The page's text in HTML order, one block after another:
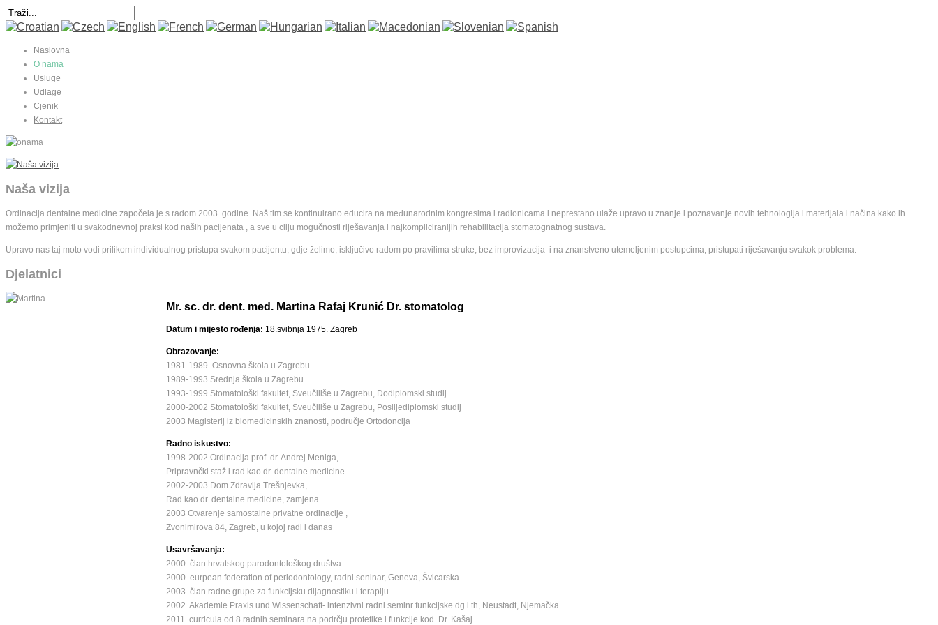
Naslovna
O nama
Usluge
Udlage
Cjenik
Kontakt
Naša vizija
Ordinacija dentalne medicine započela je s radom 2003. godine. Naš tim se kontinuirano educira na međunarodnim kongresima i radionicama i neprestano ulaže upravo u znanje i poznavanje novih tehnologija i materijala i načina kako ih
možemo primjeniti u svakodnevnoj praksi kod naših pacijenata , a sve u cilju mogučnosti riješavanja i najkompliciranijih rehabilitacija stomatognatnog sustava.
Upravo nas taj moto vodi prilikom individualnog pristupa svakom pacijentu, gdje želimo, isključivo radom po pravilima struke, bez improvizacija i na znanstveno utemeljenim postupcima, pristupati riješavanju svakok problema.
Djelatnici
Mr. sc. dr. dent. med. Martina Rafaj Krunić Dr. stomatolog
Datum i mijesto rođenja: 18.svibnja 1975. Zagreb
Obrazovanje:
1981-1989. Osnovna škola u Zagrebu
1989-1993 Srednja škola u Zagrebu
1993-1999 Stomatološki fakultet, Sveučiliše u Zagrebu, Dodiplomski studij
2000-2002 Stomatološki fakultet, Sveučiliše u Zagrebu, Poslijediplomski studij
2003 Magisterij iz biomedicinskih znanosti, područje Ortodoncija
Radno iskustvo:
1998-2002 Ordinacija prof. dr. Andrej Meniga,
Pripravnčki staž i rad kao dr. dentalne medicine
2002-2003 Dom Zdravlja Trešnjevka,
Rad kao dr. dentalne medicine, zamjena
2003 Otvarenje samostalne privatne ordinacije ,
Zvonimirova 84, Zagreb, u kojoj radi i danas
Usavršavanja:
2000. član hrvatskog parodontološkog društva
2000. eurpean federation of periodontology, radni seninar, Geneva, Švicarska
2003. član radne grupe za funkcijsku dijagnostiku i terapiju
2002. Akademie Praxis und Wissenschaft- intenzivni radni seminr funkcijske dg i th, Neustadt, Njemačka
2011. curricula od 8 radnih seminara na podrčju protetike i funkcije kod. Dr. Kašaj